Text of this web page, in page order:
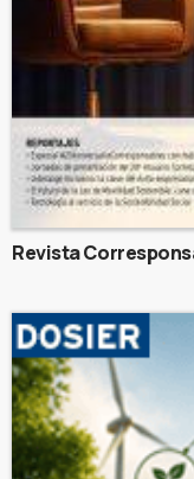
Revista